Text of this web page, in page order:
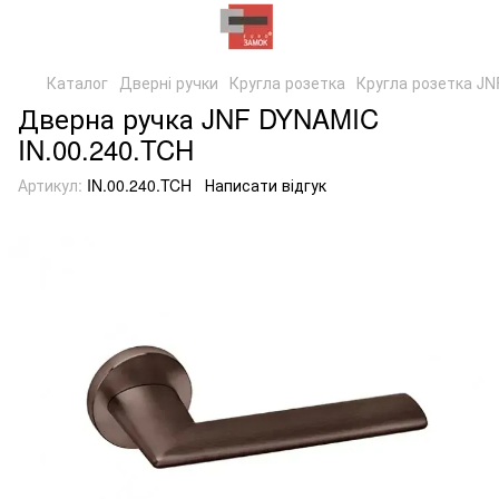
Каталог Дверні ручки Кругла розетка Кругла розетка
Дверна ручка JNF DYNAMIC
IN.00.240.TCH
Артикул: IN.00.240.TCH Написати відгук